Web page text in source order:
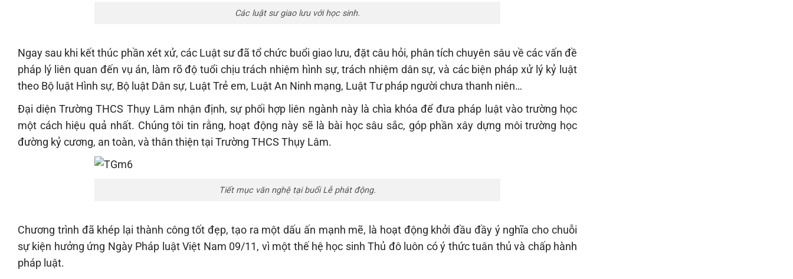
Các luật sư giao lưu với học sinh.
Ngay sau khi kết thúc phần xét xử, các Luật sư đã tổ chức buổi giao lưu, đặt câu hỏi, phân tích chuyên sâu về các vấn đề
pháp lý liên quan đến vụ án, làm rõ độ tuổi chịu trách nhiệm hình sự, trách nhiệm dân sự, và các biện pháp xử lý kỷ luật
theo Bộ luật Hình sự, Bộ luật Dân sự, Luật Trẻ em, Luật An Ninh mạng, Luật Tư pháp người chưa thanh niên…
Đại diện Trường THCS Thụy Lâm nhận định, sự phối hợp liên ngành này là chìa khóa để đưa pháp luật vào trường học
một cách hiệu quả nhất. Chúng tôi tin rằng, hoạt động này sẽ là bài học sâu sắc, góp phần xây dựng môi trường học
đường kỷ cương, an toàn, và thân thiện tại Trường THCS Thụy Lâm.
Tiết mục văn nghệ tại buổi Lễ phát động.
Chương trình đã khép lại thành công tốt đẹp, tạo ra một dấu ấn mạnh mẽ, là hoạt động khởi đầu đầy ý nghĩa cho chuỗi
sự kiện hưởng ứng Ngày Pháp luật Việt Nam 09/11, vì một thế hệ học sinh Thủ đô luôn có ý thức tuân thủ và chấp hành
pháp luật.